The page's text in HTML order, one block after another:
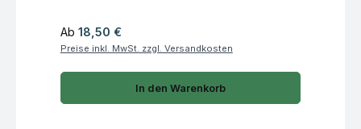
Regulärer Preis:
Ab 18,50 €
Preise inkl. MwSt. zzgl. Versandkosten
In den Warenkorb